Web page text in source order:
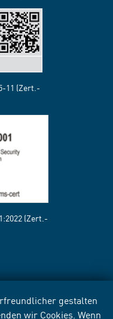
gestalten
wir Cookies. Wenn
11 (Zert.-
(Zert.-